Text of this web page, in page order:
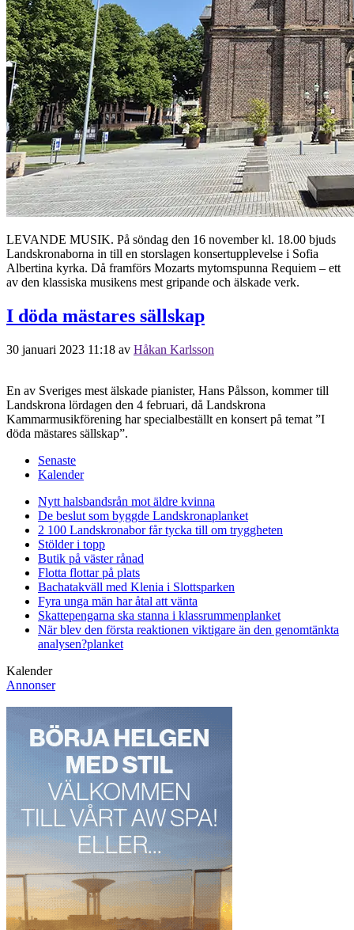
LEVANDE MUSIK. På söndag den 16 november kl. 18.00 bjuds
Landskronaborna in till en storslagen konsertupplevelse i Sofia
Albertina kyrka. Då framförs Mozarts mytomspunna Requiem – ett
av den klassiska musikens mest gripande och älskade verk.
I döda mästares sällskap
30 januari 2023 11:18 av Håkan Karlsson
En av Sveriges mest älskade pianister, Hans Pålsson, kommer till
Landskrona lördagen den 4 februari, då Landskrona
Kammarmusikförening har specialbeställt en konsert på temat ”I
döda mästares sällskap”.
Senaste
Kalender
Nytt halsbandsrån mot äldre kvinna
De beslut som byggde Landskronaplanket
2 100 Landskronabor får tycka till om tryggheten
Stölder i topp
Butik på väster rånad
Flotta flottar på plats
Bachatakväll med Klenia i Slottsparken
Fyra unga män har åtal att vänta
Skattepengarna ska stanna i klassrummenplanket
När blev den första reaktionen viktigare än den genomtänkta
analysen?planket
Kalender
Annonser